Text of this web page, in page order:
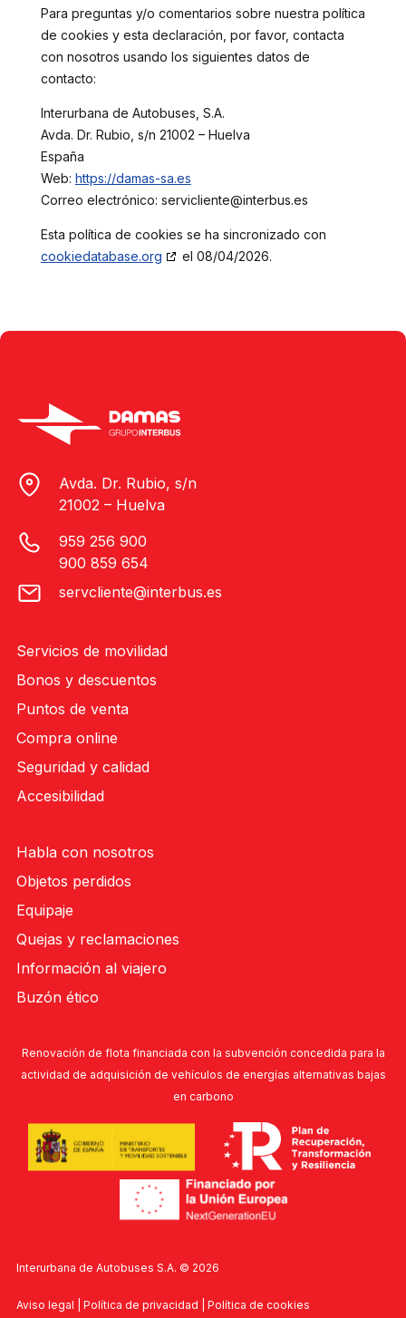
Para preguntas y/o comentarios sobre nuestra política
de cookies y esta declaración, por favor, contacta
con nosotros usando los siguientes datos de
contacto:
Interurbana de Autobuses, S.A.
Avda. Dr. Rubio, s/n 21002 – Huelva
España
Web: https://damas-sa.es
Correo electrónico: servicliente@interbus.es
Esta política de cookies se ha sincronizado con
cookiedatabase.org
el 08/04/2026.
Avda. Dr. Rubio, s/n
21002 – Huelva
959 256 900
900 859 654
servcliente@interbus.es
Servicios de movilidad
Bonos y descuentos
Puntos de venta
Compra online
Seguridad y calidad
Accesibilidad
Habla con nosotros
Objetos perdidos
Equipaje
Quejas y reclamaciones
Información al viajero
Buzón ético
Renovación de flota financiada con la subvención concedida para la
actividad de adquisición de vehículos de energías alternativas bajas
en carbono
Interurbana de Autobuses S.A. © 2026
Aviso legal Política de privacidad Política de cookies